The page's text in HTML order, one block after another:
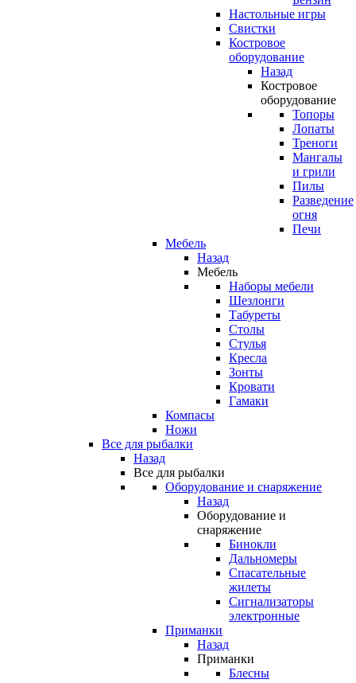
Настольные игры
Свистки
Костровое
оборудование
Назад
Костровое
оборудование
Топоры
Лопаты
Треноги
Мангалы
и грили
Пилы
Разведение
огня
Печи
Мебель
Назад
Мебель
Наборы мебели
Шезлонги
Табуреты
Столы
Стулья
Кресла
Зонты
Кровати
Гамаки
Компасы
Ножи
Все для рыбалки
Назад
Все для рыбалки
Оборудование и снаряжение
Назад
Оборудование и
снаряжение
Бинокли
Дальномеры
Спасательные
жилеты
Сигнализаторы
электронные
Приманки
Назад
Приманки
Блесны